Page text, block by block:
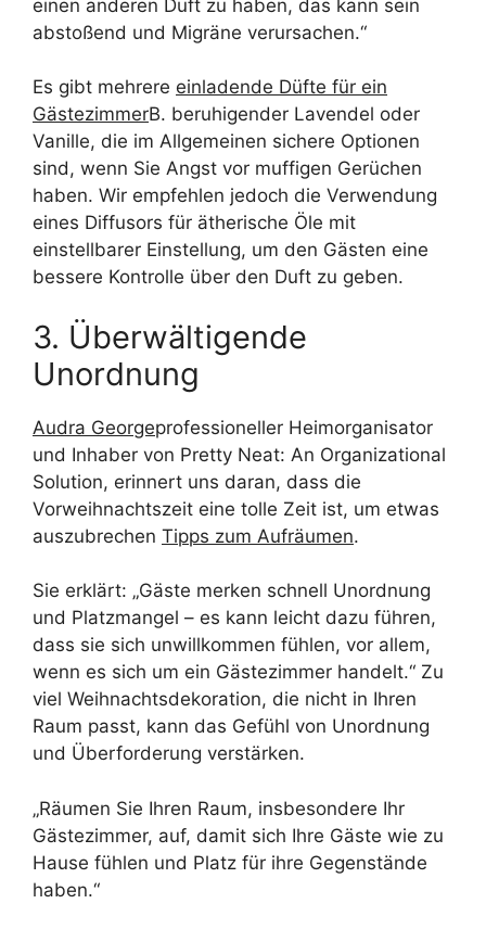
einen anderen Duft zu haben, das kann sein
abstoßend und Migräne verursachen.“
Es gibt mehrere einladende Düfte für ein
GästezimmerB. beruhigender Lavendel oder
Vanille, die im Allgemeinen sichere Optionen
sind, wenn Sie Angst vor muffigen Gerüchen
haben. Wir empfehlen jedoch die Verwendung
eines Diffusors für ätherische Öle mit
einstellbarer Einstellung, um den Gästen eine
bessere Kontrolle über den Duft zu geben.
3. Überwältigende
Unordnung
Audra Georgeprofessioneller Heimorganisator
und Inhaber von Pretty Neat: An Organizational
Solution, erinnert uns daran, dass die
Vorweihnachtszeit eine tolle Zeit ist, um etwas
auszubrechen Tipps zum Aufräumen.
Sie erklärt: „Gäste merken schnell Unordnung
und Platzmangel – es kann leicht dazu führen,
dass sie sich unwillkommen fühlen, vor allem,
wenn es sich um ein Gästezimmer handelt.“ Zu
viel Weihnachtsdekoration, die nicht in Ihren
Raum passt, kann das Gefühl von Unordnung
und Überforderung verstärken.
„Räumen Sie Ihren Raum, insbesondere Ihr
Gästezimmer, auf, damit sich Ihre Gäste wie zu
Hause fühlen und Platz für ihre Gegenstände
haben.“